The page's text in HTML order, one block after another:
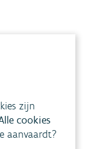
zijn
cookies
aanvaardt?